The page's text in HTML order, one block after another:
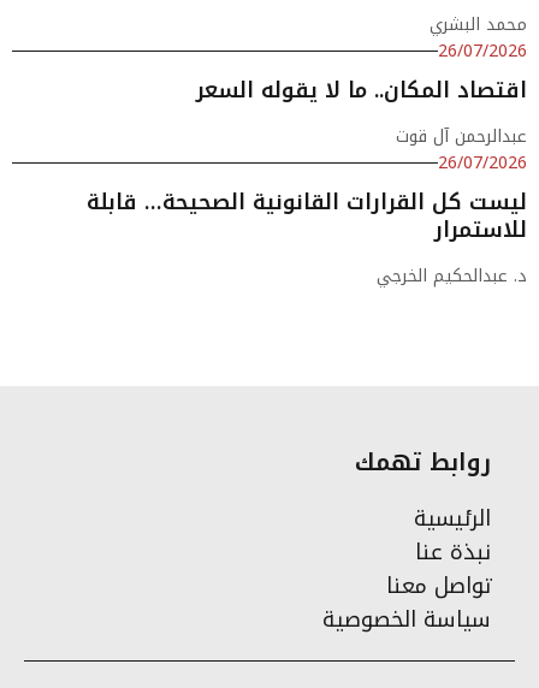
محمد البشري
26/07/2026
اقتصاد المكان.. ما لا يقوله السعر
عبدالرحمن آل قوت
26/07/2026
ليست كل القرارات القانونية الصحيحة… قابلة
للاستمرار
د. عبدالحكيم الخرجي
روابط تهمك
الرئيسية
نبذة عنا
تواصل معنا
سياسة الخصوصية